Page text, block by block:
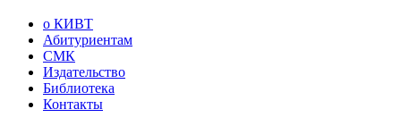
о КИВТ
Абитуриентам
СМК
Издательство
Библиотека
Контакты